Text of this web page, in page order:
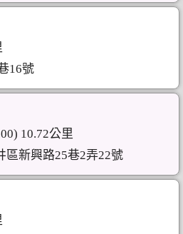
16號
10.72公里
區新興路25巷2弄22號